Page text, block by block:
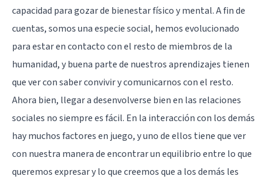
capacidad para gozar de bienestar físico y mental. A fin de
cuentas, somos una especie social, hemos evolucionado
para estar en contacto con el resto de miembros de la
humanidad, y buena parte de nuestros aprendizajes tienen
que ver con saber convivir y comunicarnos con el resto.
Ahora bien, llegar a desenvolverse bien en las relaciones
sociales no siempre es fácil. En la interacción con los demás
hay muchos factores en juego, y uno de ellos tiene que ver
con nuestra manera de encontrar un equilibrio entre lo que
queremos expresar y lo que creemos que a los demás les